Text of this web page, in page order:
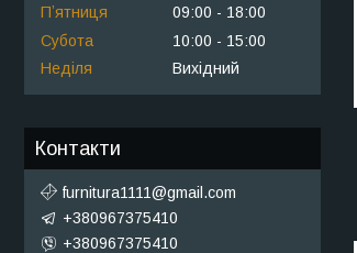
Пʼятниця
09:00
18:00
Субота
10:00
15:00
Неділя
Вихідний
Контакти
furnitura1111@gmail.com
+380967375410
+380967375410